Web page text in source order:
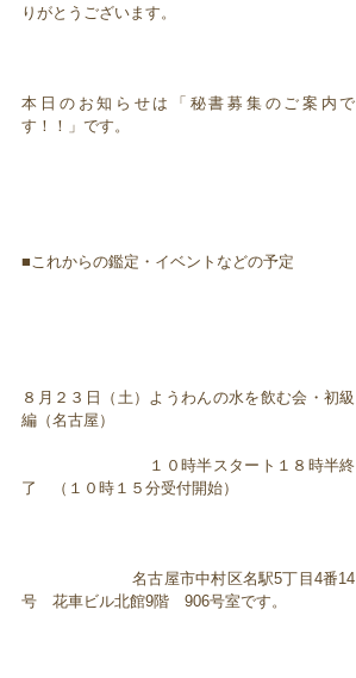
りがとうございます。
本日のお知らせは「秘書募集のご案内で
す！！」です。
■これからの鑑定・イベントなどの予定
８月２３日（土）ようわんの水を飲む会・初級
編（名古屋）
１０時半スタート１８時半終
了 （１０時１５分受付開始）
名古屋市中村区名駅5丁目4番14
号 花車ビル北館9階 906号室です。